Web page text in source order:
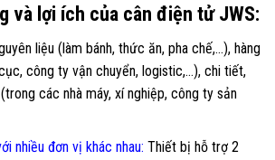
và lợi ích của cân điện tử JWS:
liệu (làm bánh, thức ăn, pha chế,…), hàng
công ty vận chuyển, logistic,…), chi tiết,
các nhà máy, xí nghiệp, công ty sản
nhiều đơn vị khác nhau: Thiết bị hỗ trợ 2